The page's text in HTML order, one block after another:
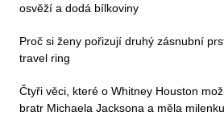
osvěží a dodá bílkoviny
Proč si ženy pořizují druhý zásnubní
travel ring
Čtyři věci, které o Whitney Houston
bratr Michaela Jacksona a měla milenku